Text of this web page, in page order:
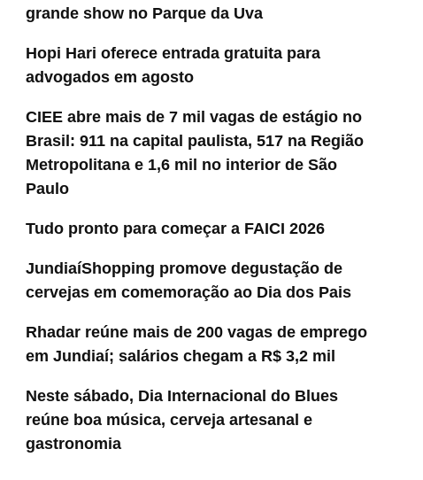
grande show no Parque da Uva
Hopi Hari oferece entrada gratuita para
advogados em agosto
CIEE abre mais de 7 mil vagas de estágio no
Brasil: 911 na capital paulista, 517 na Região
Metropolitana e 1,6 mil no interior de São
Paulo
Tudo pronto para começar a FAICI 2026
JundiaíShopping promove degustação de
cervejas em comemoração ao Dia dos Pais
Rhadar reúne mais de 200 vagas de emprego
em Jundiaí; salários chegam a R$ 3,2 mil
Neste sábado, Dia Internacional do Blues
reúne boa música, cerveja artesanal e
gastronomia